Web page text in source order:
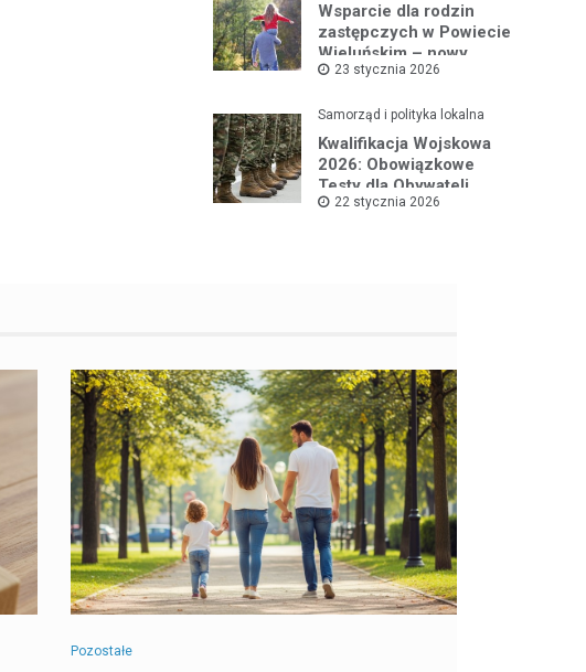
Wsparcie dla rodzin
zastępczych w Powiecie
Wieluńskim – nowy
projekt na rzecz dzieci
23 stycznia 2026
Samorząd i polityka lokalna
Kwalifikacja Wojskowa
2026: Obowiązkowe
Testy dla Obywateli
22 stycznia 2026
Pozostałe